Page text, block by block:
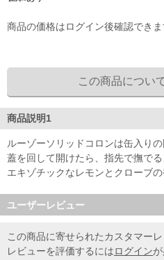
商品の価格はログイン後確認できま
商品説明1
ルーゾーソリッドコロンは缶入りの
蓋を回して開けたら、指先で撫でる
エキゾチックなレモンとクローブの
ユーザーレビュー
この商品に寄せられたカスタマー
レビューを評価するにはログイン